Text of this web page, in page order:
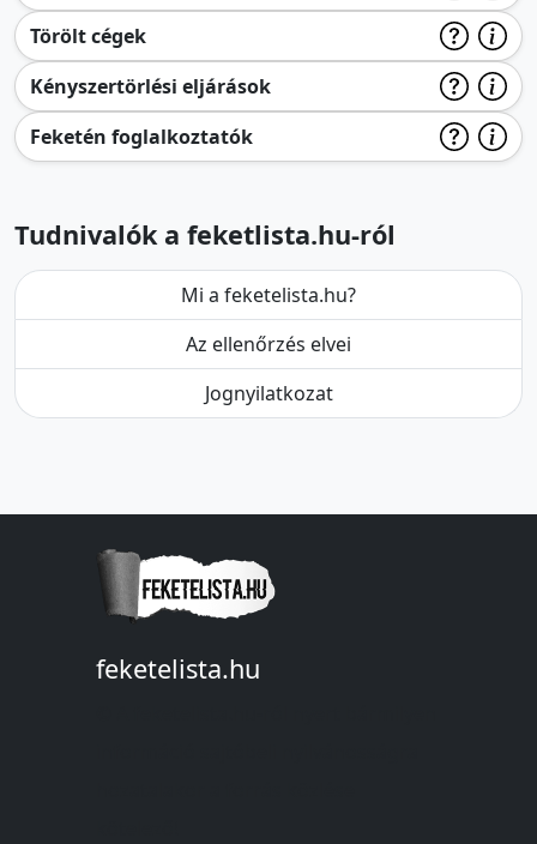
Törölt cégek
Kényszertörlési eljárások
Feketén foglalkoztatók
Tudnivalók a feketlista.hu-ról
Mi a feketelista.hu?
Az ellenőrzés elvei
Jognyilatkozat
feketelista.hu